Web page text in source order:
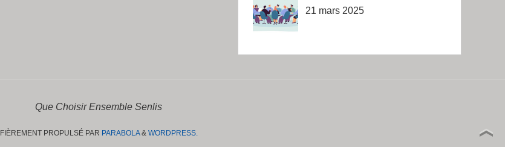
21 mars 2025
Que Choisir Ensemble Senlis
FIÈREMENT PROPULSÉ PAR PARABOLA& WORDPRESS.